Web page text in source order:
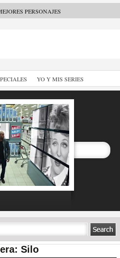
PERSONAJES
YO Y MIS SERIES
Silo